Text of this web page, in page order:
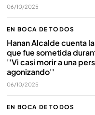
06/10/2025
EN BOCA DE TODOS
Hanan Alcalde cuenta
que fue sometida
''Vi casi morir a una
agonizando''
06/10/2025
EN BOCA DE TODOS